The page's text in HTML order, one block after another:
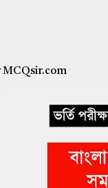
MCQsir.com